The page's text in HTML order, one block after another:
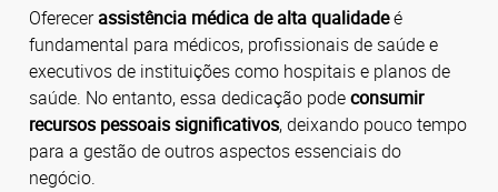
Oferecerassistência médica de alta qualidadeé
fundamental para médicos, profissionais de saúde e
executivos de instituições como hospitais e planos de
saúde. No entanto, essa dedicação podeconsumir
recursos pessoais significativos, deixando pouco tempo
para a gestão de outros aspectos essenciais do
negócio.